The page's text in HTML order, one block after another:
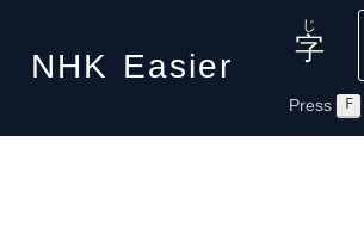
NHK Easier
Press F